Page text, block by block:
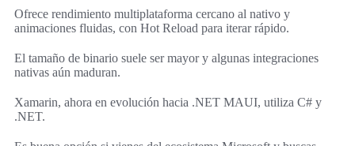
Ofrece rendimiento multiplataforma cercano al nativo y
animaciones fluidas, con Hot Reload para iterar rápido.
El tamaño de binario suele ser mayor y algunas integraciones
nativas aún maduran.
Xamarin, ahora en evolución hacia .NET MAUI, utiliza C# y
.NET.